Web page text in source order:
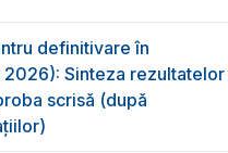
definitivare în
2026): Sinteza rezultatelor
scrisă (după